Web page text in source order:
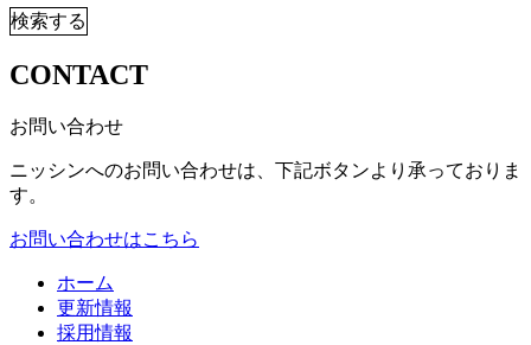
検索する
CONTACT
お問い合わせ
ニッシンへのお問い合わせは、下記ボタンより承っておりま
す。
お問い合わせはこちら
ホーム
更新情報
採用情報